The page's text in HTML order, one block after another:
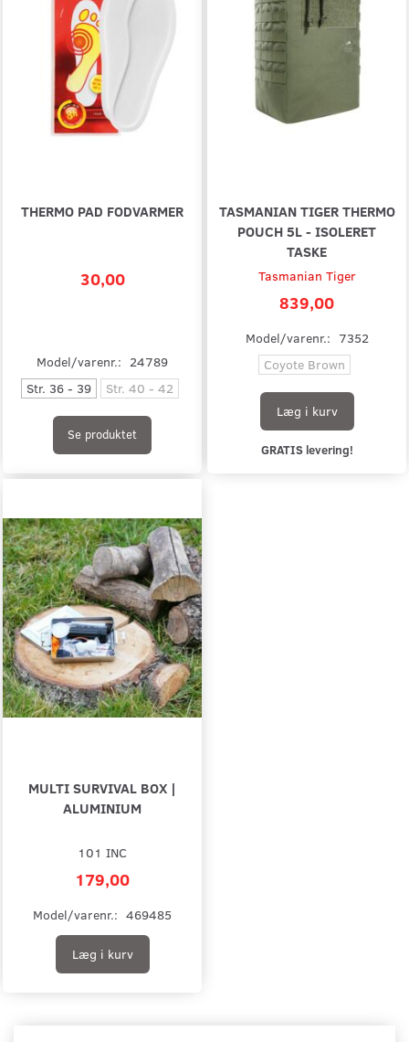
THERMO PAD FODVARMER
30,00
Model/varenr.: 24789
Str. 36 - 39
Str. 40 - 42
Se produktet
TASMANIAN TIGER THERMO
POUCH 5L - ISOLERET
TASKE
Tasmanian Tiger
839,00
Model/varenr.: 7352
Coyote Brown
Læg i kurv
GRATIS levering!
MULTI SURVIVAL BOX |
ALUMINIUM
101 INC
179,00
Model/varenr.: 469485
Læg i kurv